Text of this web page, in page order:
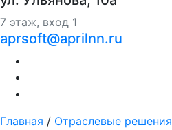
7 этаж, вход 1
aprsoft@aprilnn.ru
Главная / Отраслевые решения